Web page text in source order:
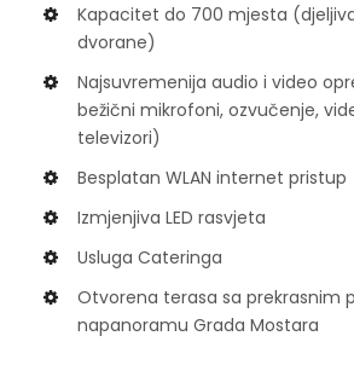
Kapacitet do 700 mjesta
dvorane)
Najsuvremenija audio i video
bežični mikrofoni, ozvučenje,
televizori)
Besplatan WLAN internet pristup
Izmjenjiva LED rasvjeta
Usluga Cateringa
Otvorena terasa sa prekrasnim
napanoramu Grada Mostara